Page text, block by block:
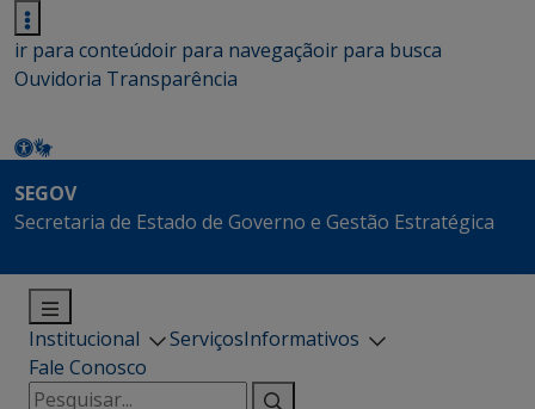
ir para conteúdoir para navegaçãoir para busca
Ouvidoria Transparência
SEGOV
Secretaria de Estado de Governo e Gestão Estratégica
Institucional ServiçosInformativos
Fale Conosco
Pesquisar